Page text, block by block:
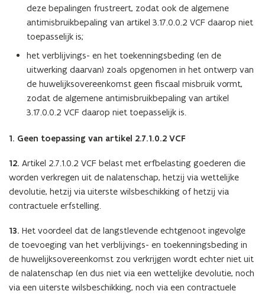
deze bepalingen frustreert, zodat ook de algemene
antimisbruikbepaling van artikel 3.17.0.0.2 VCF daarop niet
toepasselijk is;
het verblijvings- en het toekenningsbeding (en de
uitwerking daarvan) zoals opgenomen in het ontwerp van
de huwelijksovereenkomst geen fiscaal misbruik vormt,
zodat de algemene antimisbruikbepaling van artikel
3.17.0.0.2 VCF daarop niet toepasselijk is.
1. Geen toepassing van artikel 2.7.1.0.2 VCF
12. Artikel 2.7.1.0.2 VCF belast met erfbelasting goederen die
worden verkregen uit de nalatenschap, hetzij via wettelijke
devolutie, hetzij via uiterste wilsbeschikking of hetzij via
contractuele erfstelling.
13. Het voordeel dat de langstlevende echtgenoot ingevolge
de toevoeging van het verblijvings- en toekenningsbeding in
de huwelijksovereenkomst zou verkrijgen wordt echter niet uit
de nalatenschap (en dus niet via een wettelijke devolutie, noch
via een uiterste wilsbeschikking, noch via een contractuele